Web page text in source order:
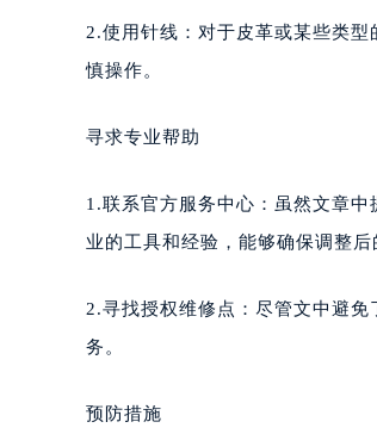
武汉市江汉区解
烟台市芝罘区胜
长春市朝阳区西
昆明市盘龙区北
2.使用针线：对于皮革或某些类
慎操作。
寻求专业帮助
1.联系官方服务中心：虽然文章
业的工具和经验，能够确保调整后
2.寻找授权维修点：尽管文中避
务。
预防措施